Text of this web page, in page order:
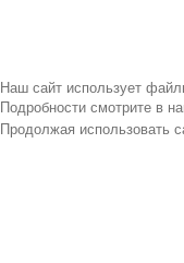
Наш сайт использует
Подробности смотрите в
Продолжая использовать